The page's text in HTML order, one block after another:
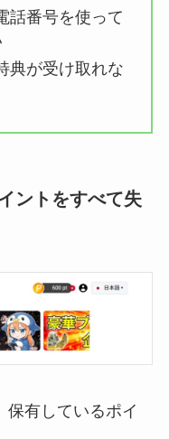
話番号を使って
典が受け取れな
ントをすべて失
保有しているポイ